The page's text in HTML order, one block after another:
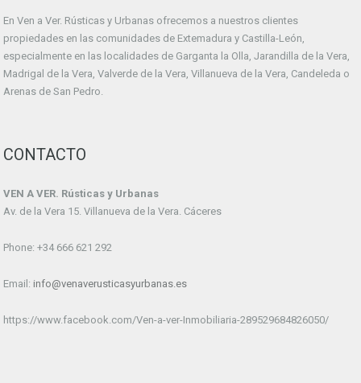
En Ven a Ver. Rústicas y Urbanas ofrecemos a nuestros clientes
propiedades en las comunidades de Extemadura y Castilla-León,
especialmente en las localidades de Garganta la Olla, Jarandilla de la Vera,
Madrigal de la Vera, Valverde de la Vera, Villanueva de la Vera, Candeleda o
Arenas de San Pedro.
CONTACTO
VEN A VER. Rústicas y Urbanas
Av. de la Vera 15. Villanueva de la Vera. Cáceres
Phone: +34 666 621 292
Email: info@venaverusticasyurbanas.es
https://www.facebook.com/Ven-a-ver-Inmobiliaria-289529684826050/